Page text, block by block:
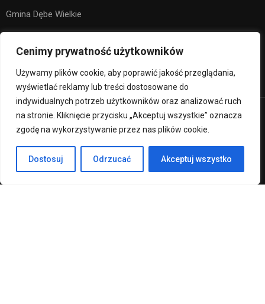
Cenimy prywatność użytkowników
Używamy plików cookie, aby poprawić jakość przeglądania,
wyświetlać reklamy lub treści dostosowane do
indywidualnych potrzeb użytkowników oraz analizować ruch
na stronie. Kliknięcie przycisku „Akceptuj wszystkie” oznacza
zgodę na wykorzystywanie przez nas plików cookie.
Dostosuj Odrzucać Akceptuj wszystko
Gmina Dębe Wielkie
Premium LMS & Online Education WordPress Theme
Klauzula RODO
Deklaracja Dostępności
Regulamin strony